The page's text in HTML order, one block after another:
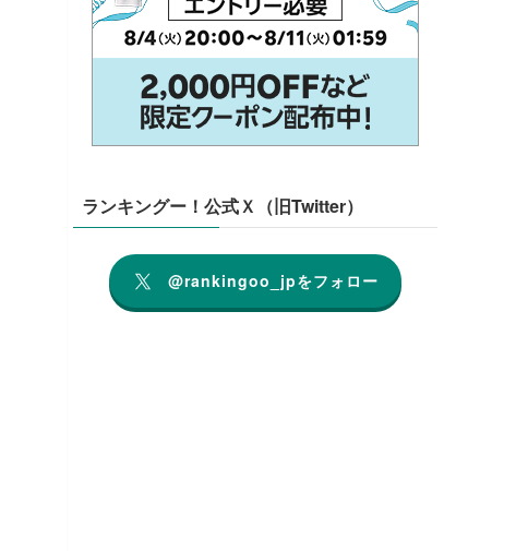
ランキングー！公式Ｘ（旧Twitter）
@rankingoo_jpをフォロー